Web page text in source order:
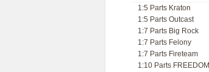
1:5 Parts Kraton
1:5 Parts Outcast
1:7 Parts Big Rock
1:7 Parts Felony
1:7 Parts Fireteam
1:10 Parts FREEDOM